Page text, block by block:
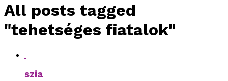
All posts tagged
"tehetséges fiatalok"
szia